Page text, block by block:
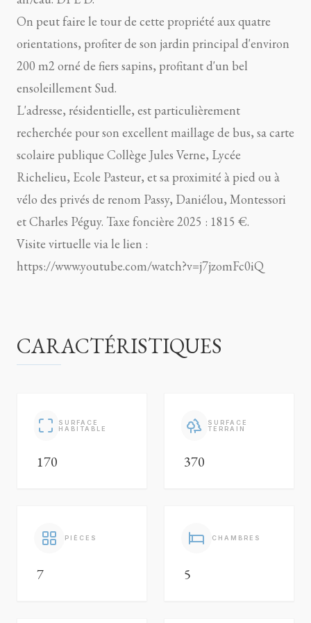
On peut faire le tour de cette propriété aux quatre
orientations, profiter de son jardin principal d'environ
200 m2 orné de fiers sapins, profitant d'un bel
ensoleillement Sud.
L'adresse, résidentielle, est particulièrement
recherchée pour son excellent maillage de bus, sa carte
scolaire publique Collège Jules Verne, Lycée
Richelieu, Ecole Pasteur, et sa proximité à pied ou à
vélo des privés de renom Passy, Daniélou, Montessori
et Charles Péguy. Taxe foncière 2025 : 1815 €.
Visite virtuelle via le lien :
https://www.youtube.com/watch?v=j7jzomFc0iQ
CARACTÉRISTIQUES
SURFACE
HABITABLE
170
SURFACE
TERRAIN
370
PIÈCES
7
CHAMBRES
5